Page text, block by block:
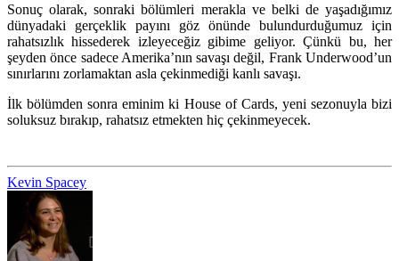
Sonuç olarak, sonraki bölümleri merakla ve belki de yaşadığımız
dünyadaki gerçeklik payını göz önünde bulundurduğumuz için
rahatsızlık hissederek izleyeceğiz gibime geliyor. Çünkü bu, her
şeyden önce sadece Amerika’nın savaşı değil, Frank Underwood’un
sınırlarını zorlamaktan asla çekinmediği kanlı savaşı.
İlk bölümden sonra eminim ki House of Cards, yeni sezonuyla bizi
soluksuz bırakıp, rahatsız etmekten hiç çekinmeyecek.
Kevin Spacey